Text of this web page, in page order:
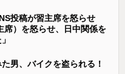
投稿が習主席を怒らせ
席）を怒らせ、日中関係を
男、バイクを盗られる！